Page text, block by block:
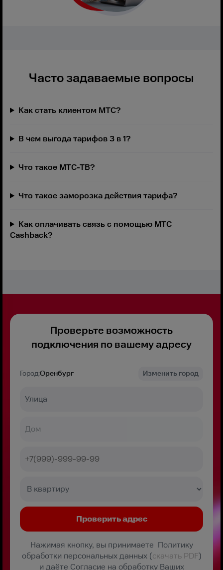
Часто задаваемые вопросы
Как стать клиентом МТС?
В чем выгода тарифов 3 в 1?
Что такое МТС-ТВ?
Что такое заморозка действия тарифа?
Как оплачивать связь с помощью МТС
Cashback?
Проверьте возможность
подключения по вашему адресу
Город:Оренбург Изменить город
Нажимая кнопку, вы принимаете Политику
обработки персональных данных (скачать PDF)
и даёте Согласие на обработку Ваших